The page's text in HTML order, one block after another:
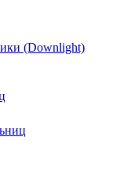
(Downlight)